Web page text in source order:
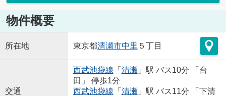
物件概要
所在地 東京都清瀬市中里 ５丁目
交通
西武池袋線 「 清瀬」駅 バス10分 「台
田」 停歩1分
西武池袋線 「 清瀬」駅 バス11分 「下清